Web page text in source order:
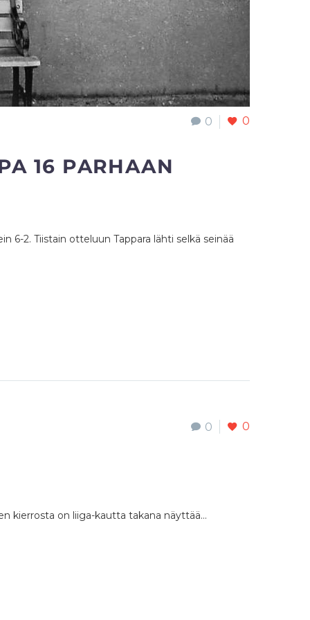
0 0
16 PARHAAN
6-2. Tiistain otteluun Tappara lähti selkä seinää
0 0
kierrosta on liiga-kautta takana näyttää…